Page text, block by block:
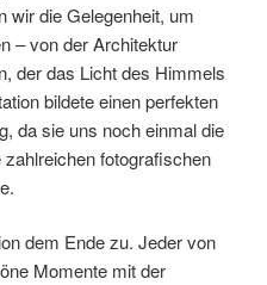
wir die Gelegenheit, um
– von der Architektur
der das Licht des Himmels
bildete einen perfekten
da sie uns noch einmal die
fotograﬁschen
dem Ende zu. Jeder von
Momente mit der